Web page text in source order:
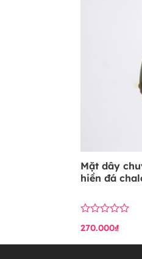
Mặt dây
hiền đá
Được
xếp
hạng
270.000₫